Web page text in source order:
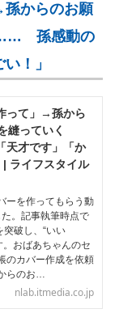
孫からのお願
…… 孫感動の
！」
って」→孫から
縫っていく
才です」「か
ライフスタイル
ーを作ってもらう動
。記事執筆時点で
破し、“いい
おばあちゃんのセ
のカバー作成を依頼
らのお…
nlab.itmedia.co.jp